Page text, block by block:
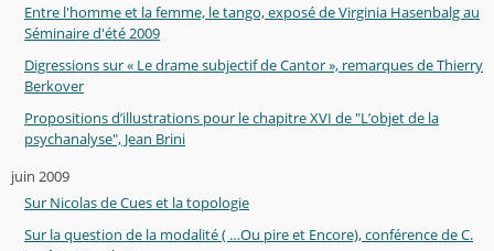
Entre l'homme et la femme, le tango, exposé de Virginia Hasenbalg au
Séminaire d'été 2009
Digressions sur « Le drame subjectif de Cantor », remarques de Thierry
Berkover
Propositions d’illustrations pour le chapitre XVI de "L’objet de la
psychanalyse", Jean Brini
juin 2009
Sur Nicolas de Cues et la topologie
Sur la question de la modalité ( …Ou pire et Encore), conférence de C.